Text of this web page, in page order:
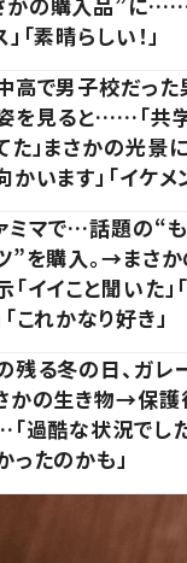
「素晴らしい！」
高で男子校だっ
を見ると……「共
た」まさかの光景
かいます」「イケメ
ミマで…話題の“
”を購入。→まさ
「イイこと聞いた」
「これかなり好き」
残る冬の日、ガレ
かの生き物→保
過酷な状況でし
ったのかも」